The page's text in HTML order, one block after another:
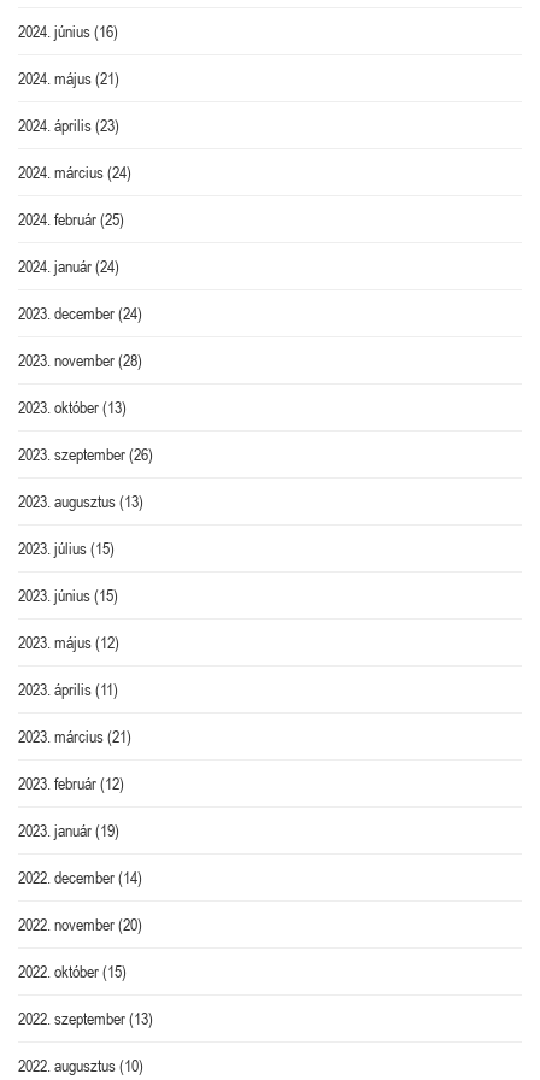
2024. június(16)
2024. május(21)
2024. április(23)
2024. március(24)
2024. február(25)
2024. január(24)
2023. december(24)
2023. november(28)
2023. október(13)
2023. szeptember(26)
2023. augusztus(13)
2023. július(15)
2023. június(15)
2023. május(12)
2023. április(11)
2023. március(21)
2023. február(12)
2023. január(19)
2022. december(14)
2022. november(20)
2022. október(15)
2022. szeptember(13)
2022. augusztus(10)